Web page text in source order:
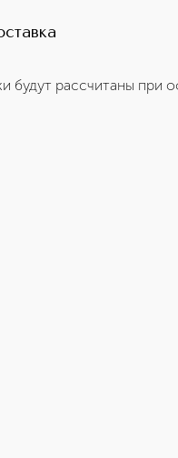
будут рассчитаны при